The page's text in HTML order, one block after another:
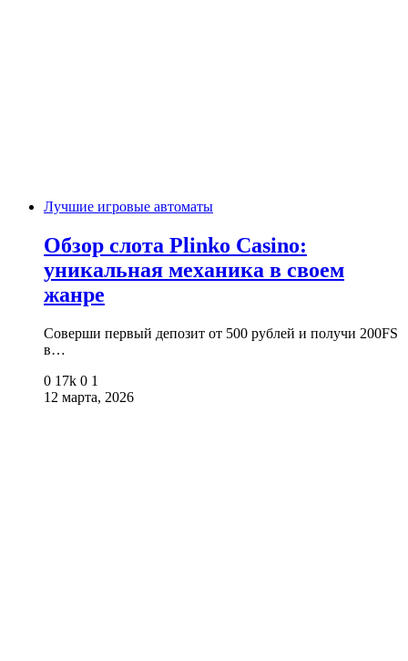
Лучшие игровые автоматы
Обзор слота Plinko Casino:
уникальная механика в своем
жанре
Соверши первый депозит от 500 рублей и получи 200FS
в…
0 17k 0 1
12 марта, 2026